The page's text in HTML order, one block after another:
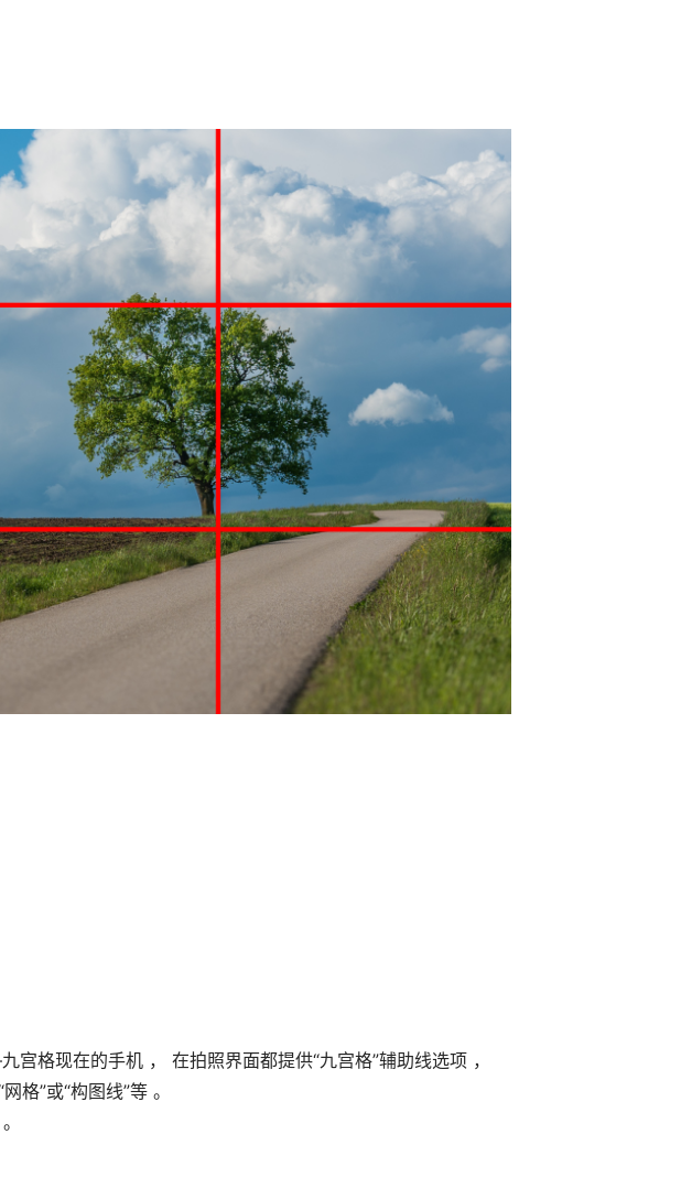
格现在的手机 ， 在拍照界面都提供“九宫格”辅助线选项 ，
格”或“构图线”等 。